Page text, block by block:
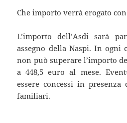
Che importo verrà erogato con
L’importo dell’Asdi sarà
assegno della Naspi. In ogni
non può superare l’importo
a 448,5 euro al mese.
essere concessi in
familiari.